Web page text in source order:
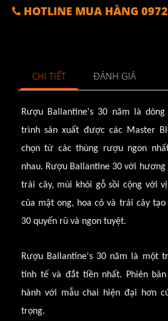
HOTLINE MUA HÀNG
CHI TIẾT ĐÁNH GIÁ
Rượu Ballantine's 30 năm là
trình sản xuất được các Master
chọn từ các thùng rượu ngon
nhau. Rượu Ballantine 30 với
trái cây, mùi khói gỗ sồi cộng với
của mật ong, hoa cỏ và trái cây tạo
30 quyến rũ và ngon tuyệt.
Rượu Ballantine's 30 năm là một
tinh tế và đắt tiền nhất. Phiên
hành với mẫu chai hiện đại hơn
trọng.